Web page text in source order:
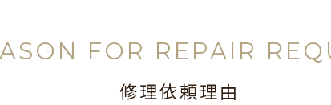
FOR REPAIR
修理依頼理由